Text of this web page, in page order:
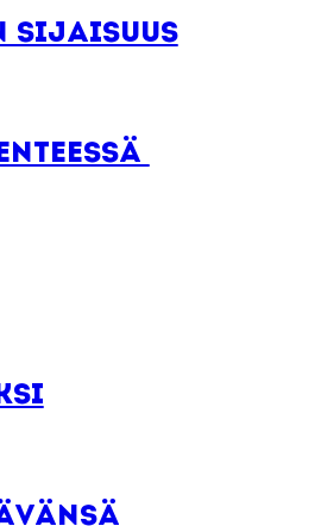
sijaisuus